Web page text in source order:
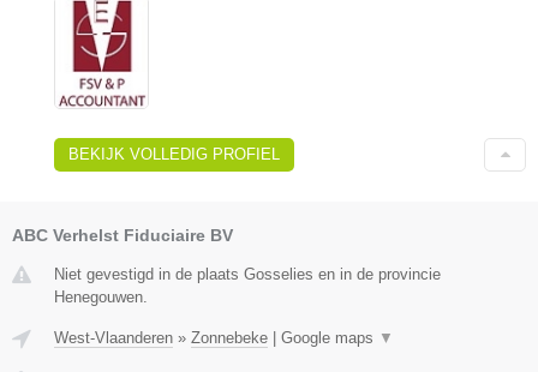
BEKIJK VOLLEDIG PROFIEL
ABC Verhelst Fiduciaire BV
Niet gevestigd in de plaats Gosselies en in de provincie
Henegouwen.
West-Vlaanderen » Zonnebeke Google maps ▼